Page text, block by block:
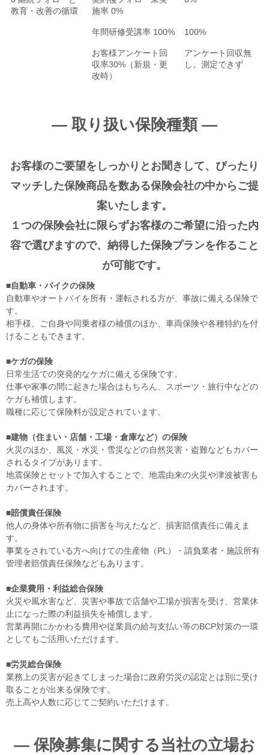
教育・改善の循環
施率 0%
年間研修受講率 100% 100%
お客様アンケート回
収率30%（新規・更
改時）
アンケート回収無
し。測定できず
― 取り扱い保険種類 ―
お客様のご要望をしっかりとお聞きして、ぴったり
マッチした保険商品を数ある保険会社の中からご提
案いたします。
１つの保険会社に限らずお客様のご希望に沿った内
容で選びますので、納得した保険プランを作ること
が可能です。
■自動車・バイクの保険
自動車やオートバイを所有・運転される方が、事故に備える保険で
す。
相手様、ご自身や同乗者様の補償のほか、車両保険や各種特約を付
けることもできます。
■ケガの保険
日常生活での突発的なケガに備える保険です。
仕事や家事の間に起きた場合はもちろん、スポーツ・旅行中などの
ケガも補償します。
職種に応じて保険料が設定されています。
■建物（住まい・店舗・工場・倉庫など）の保険
火災のほか、風災・水災・雪災などの自然災害・盗難などもカバー
されるタイプがあります。
地震保険とセットで加入することで、地震由来の火災や津波被害も
カバーされます。
■賠償責任保険
他人の身体や所有物に損害を与えたなど、損害賠償責任に備えま
す。
事業をされている方へ向けての生産物（PL）・請負業者・施設所有
管理者賠償責任保険などもあります。
■企業費用・利益総合保険
火災や風水害など、災害や事故で店舗や工場が損害を受け、営業休
止になった際の利益損失を補償します。
営業再開にかかわる費用や従業員の給与支払い等のBCP対策の一環
としてもご活用いただけます。
■労災総合保険
業務上の災害が起きてしまった場合に政府労災の認定とは別に受け
取ることが出来る保険です。
売上高や人数に応じてご契約いただけます。
― 保険募集に関する当社の立場お